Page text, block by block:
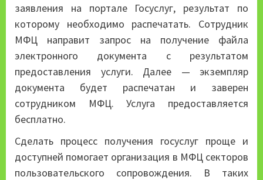
заявления на портале Госуслуг, результат по
которому необходимо распечатать. Сотрудник
МФЦ направит запрос на получение файла
электронного документа с результатом
предоставления услуги. Далее — экземпляр
документа будет распечатан и заверен
сотрудником МФЦ. Услуга предоставляется
бесплатно.
Сделать процесс получения госуслуг проще и
доступней помогает организация в МФЦ секторов
пользовательского сопровождения. В таких